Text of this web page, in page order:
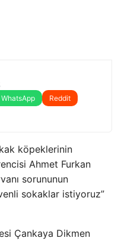
WhatsApp
Reddit
köpeklerinin
Ahmet Furkan
sorununun
sokaklar istiyoruz”
Çankaya Dikmen